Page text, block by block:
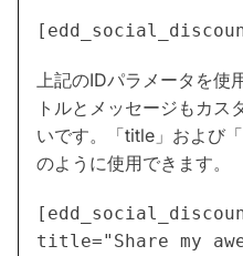
上記のIDパラメータを使
トルとメッセージもカス
いです。「title」および
のように使用できます。
title="Share my